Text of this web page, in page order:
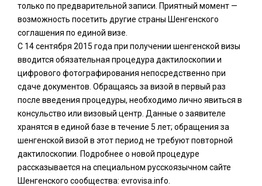
только по предварительной записи. Приятный момент —
возможность посетить другие страны Шенгенского
соглашения по единой визе.
С 14 сентября 2015 года при получении шенгенской визы
вводится обязательная процедура дактилоскопии и
цифрового фотографирования непосредственно при
сдаче документов. Обращаясь за визой в первый раз
после введения процедуры, необходимо лично явиться в
консульство или визовый центр. Данные о заявителе
хранятся в единой базе в течение 5 лет; обращения за
шенгенской визой в этот период не требуют повторной
дактилоскопии. Подробнее о новой процедуре
рассказывается на специальном русскоязычном сайте
Шенгенского сообщества: evrovisa.info.